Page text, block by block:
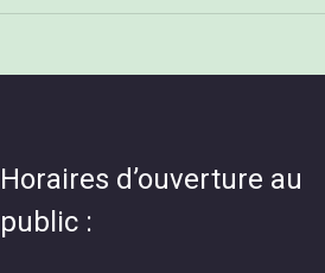
Horaires d’ouverture au
public :